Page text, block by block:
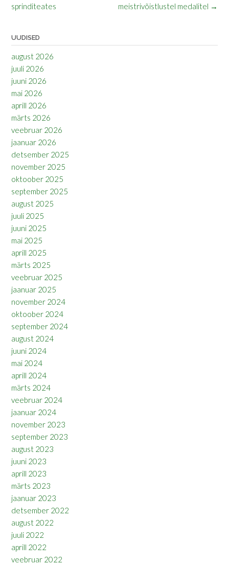
navigation
meistrivõistlustel medalitel →
sprinditeates
UUDISED
august 2026
juuli 2026
juuni 2026
mai 2026
aprill 2026
märts 2026
veebruar 2026
jaanuar 2026
detsember 2025
november 2025
oktoober 2025
september 2025
august 2025
juuli 2025
juuni 2025
mai 2025
aprill 2025
märts 2025
veebruar 2025
jaanuar 2025
november 2024
oktoober 2024
september 2024
august 2024
juuni 2024
mai 2024
aprill 2024
märts 2024
veebruar 2024
jaanuar 2024
november 2023
september 2023
august 2023
juuni 2023
aprill 2023
märts 2023
jaanuar 2023
detsember 2022
august 2022
juuli 2022
aprill 2022
veebruar 2022